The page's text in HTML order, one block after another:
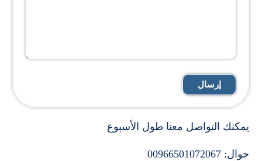
يمكنك التواصل معنا طول الأسبوع
جوال: 00966501072067